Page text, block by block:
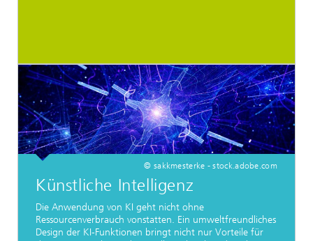
© sakkmesterke - stock.adobe.com
Künstliche Intelligenz
Die Anwendung von KI geht nicht ohne
Ressourcenverbrauch vonstatten. Ein umweltfreundliches
Design der KI-Funktionen bringt nicht nur Vorteile für